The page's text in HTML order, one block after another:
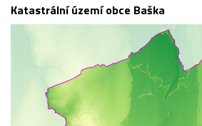
Katastrální území obce Baška